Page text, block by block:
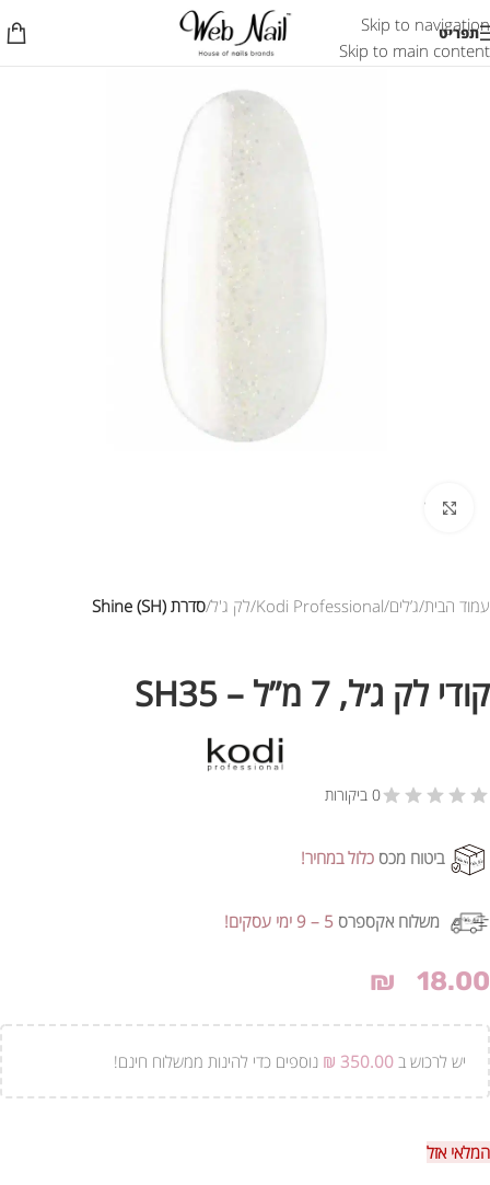
Skip to navigation
Skip to main content
תפריט
אזל המלאי
לחץ להגדלת התמונה
עמוד הבית ג’לים Kodi Professional לק ג'ל סדרת Shine (SH)
קודי לק ג׳ל, 7 מ”ל – SH35
0 ביקורות
ביטוח מכס כלול במחיר!
משלוח אקספרס 5 – 9 ימי עסקים!
₪ 18.00
יש לרכוש ב ₪ 350.00 נוספים כדי להינות ממשלוח חינם!
המלאי אזל